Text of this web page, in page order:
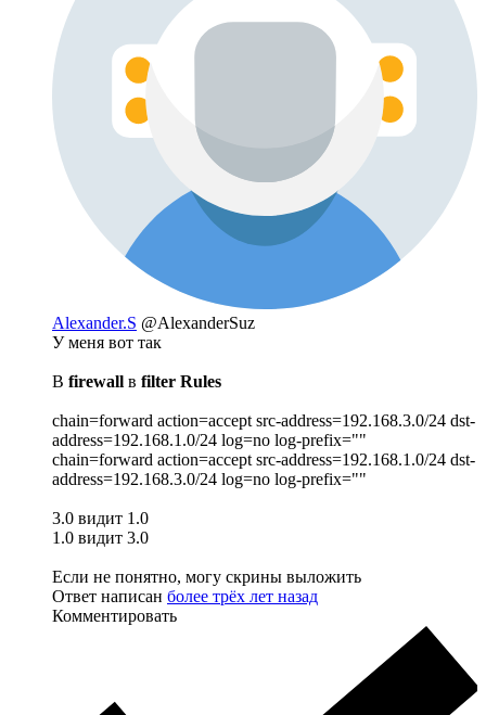
Alexander.S @AlexanderSuz
У меня вот так
В firewall в filter Rules
chain=forward action=accept src-address=192.168.3.0/24 dst-
address=192.168.1.0/24 log=no log-prefix=""
chain=forward action=accept src-address=192.168.1.0/24 dst-
address=192.168.3.0/24 log=no log-prefix=""
3.0 видит 1.0
1.0 видит 3.0
Если не понятно, могу скрины выложить
Ответ написан более трёх лет назад
Комментировать